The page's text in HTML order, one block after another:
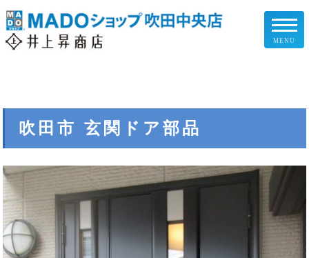
お客様の声
リフォームの流れ
企業情報
MENU
吹田市 玄関ドア部品